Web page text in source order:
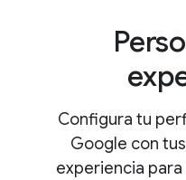
Configura tu
Google con
experiencia